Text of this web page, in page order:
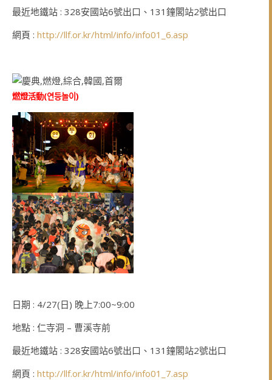
最近地鐵站 : 328安國站6號出口、131鐘閣站2號出口
網頁 : http://llf.or.kr/html/info/info01_6.asp
燃燈活動(연등놀이 )
日期 : 4/27(日) 晚上7:00~9:00
地點 : 仁寺洞 – 曹溪寺前
最近地鐵站 : 328安國站6號出口、131鐘閣站2號出口
網頁 : http://llf.or.kr/html/info/info01_7.asp